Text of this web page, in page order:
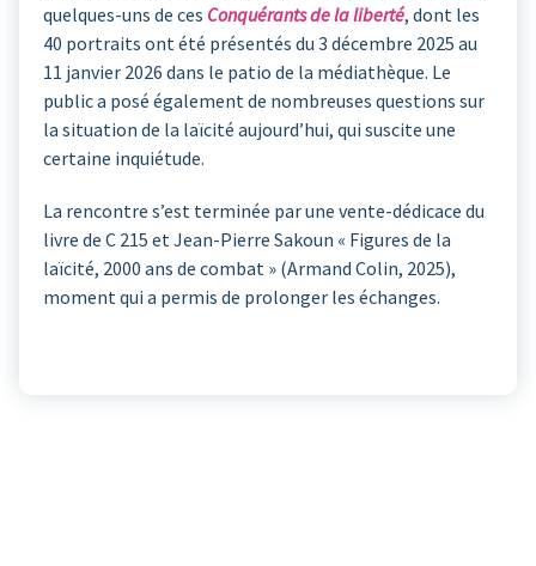
quelques-uns de ces Conquérants de la liberté, dont les
40 portraits ont été présentés du 3 décembre 2025 au
11 janvier 2026 dans le patio de la médiathèque. Le
public a posé également de nombreuses questions sur
la situation de la laïcité aujourd’hui, qui suscite une
certaine inquiétude.
La rencontre s’est terminée par une vente-dédicace du
livre de C 215 et Jean-Pierre Sakoun « Figures de la
laïcité, 2000 ans de combat » (Armand Colin, 2025),
moment qui a permis de prolonger les échanges.